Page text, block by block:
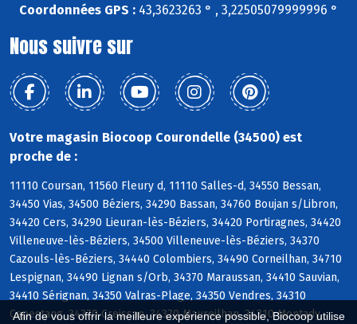
Afin de vous offrir la meilleure expérience possible, Biocoop utilise
Coordonnées GPS : 43,3623263 ° , 3,22505079999996 °
Nous suivre sur
Votre magasin Biocoop Courondelle (34500) est
proche de :
11110 Coursan, 11560 Fleury d, 11110 Salles-d, 34550 Bessan,
34450 Vias, 34500 Béziers, 34290 Bassan, 34760 Boujan s/Libron,
34420 Cers, 34290 Lieuran-lès-Béziers, 34420 Portiragnes, 34420
Villeneuve-lès-Béziers, 34500 Villeneuve-lès-Béziers, 34370
Cazouls-lès-Béziers, 34440 Colombiers, 34490 Corneilhan, 34710
Lespignan, 34490 Lignan s/Orb, 34370 Maraussan, 34410 Sauvian,
34410 Sérignan, 34350 Valras-Plage, 34350 Vendres, 34310
Capestang, 34370 Creissan, 34370 Maureilhan, 34310 Montady,